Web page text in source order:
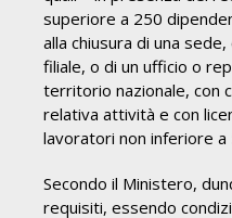
superiore a 250
alla chiusura di una
filiale, o di un ufficio o
territorio nazionale, con
relativa attività e con
lavoratori non inferiore a
Secondo il Ministero,
requisiti, essendo